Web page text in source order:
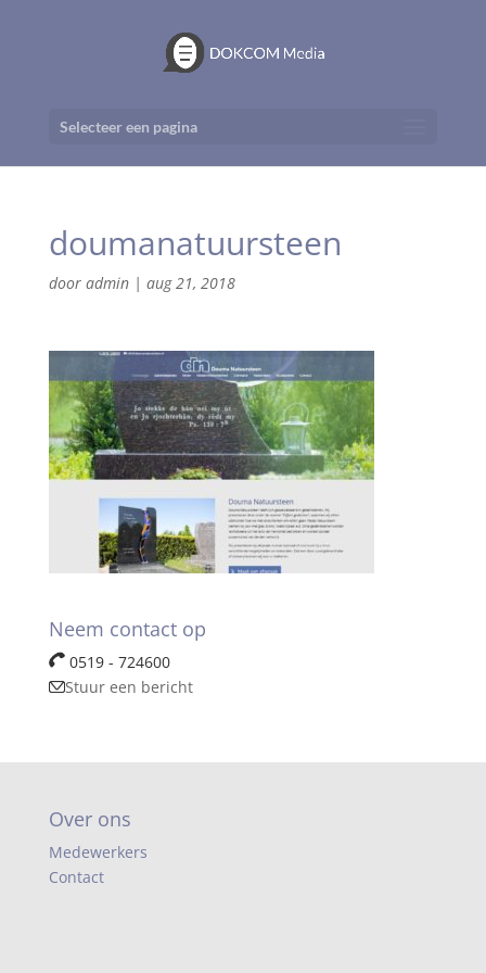
Selecteer een pagina
doumanatuursteen
door admin| aug 21, 2018
Neem contact op
0519 - 724600
Stuur een bericht
Over ons
Medewerkers
Contact